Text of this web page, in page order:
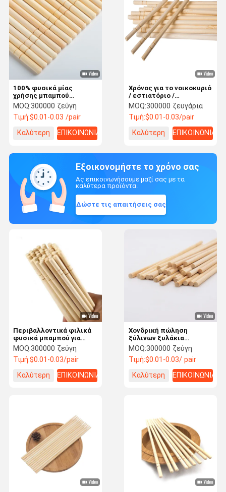
100% φυσικά μίας
χρήσης μπαμπού
ξυλάκια χονδρικής
πώλησης Εστιατόριο
γρήγορου φαγητού Χαρτί
τυλιγμένο χονδρικά
ξυλάκια Custom ξυλάκια
MOQ:300000 ζεύγη
Τιμή:$0.01-0.03 /pair
Καλύτερη
ΕΠΙΚΟΙΝΩΝΙΑ
Χρόνος για το νοικοκυριό
/ εστιατόριο /
ξενοδοχείο Φυσικά
μπαμπού
Ξαναχρησιμοποιήσιμα
στρογγυλά ραβδιά με
πακέτο OPP
MOQ:300000 ζευγάρια
Τιμή:$0.01-0.03/pair
Καλύτερη
ΕΠΙΚΟΙΝΩΝΙΑ
Εξοικονομήστε το χρόνο σας
Ας επικοινωνήσουμε μαζί σας με τα
καλύτερα προϊόντα.
Δώστε τις απαιτήσεις σας
Χονδρική πώληση
ξύλινων ξυλάκια
μπαμπού μιας χρήσης
Οικολογικά φιλικά
Μοντέρνο στρογγυλό
σχήμα Αειφόρα και
υγιεινά μαχαιροπήρουνα
για κάμπινγκ και
MOQ:300000 ζεύγη
Τιμή:$0.01-0.03/ pair
Καλύτερη
ΕΠΙΚΟΙΝΩΝΙΑ
Περιβαλλοντικά φιλικά
φυσικά μπαμπού για
εστιατόρια
MOQ:300000 ζεύγη
Τιμή:$0.01-0.03/pair
Καλύτερη
ΕΠΙΚΟΙΝΩΝΙΑ